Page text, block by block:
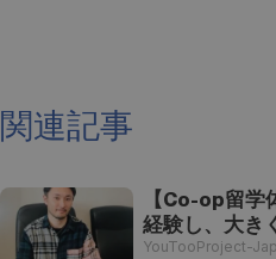
関連記事
【Co-op留学
経験し、大き
YouTooProject-